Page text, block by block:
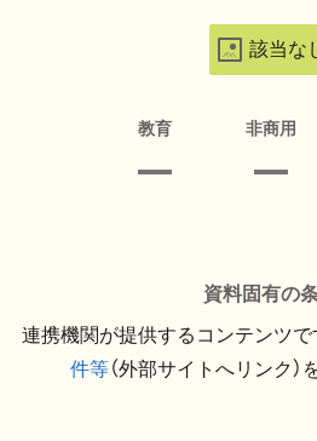
該当な
教育 非商用
資料固有の
連携機関が提供するコンテンツで
件等（外部サイトへリンク）